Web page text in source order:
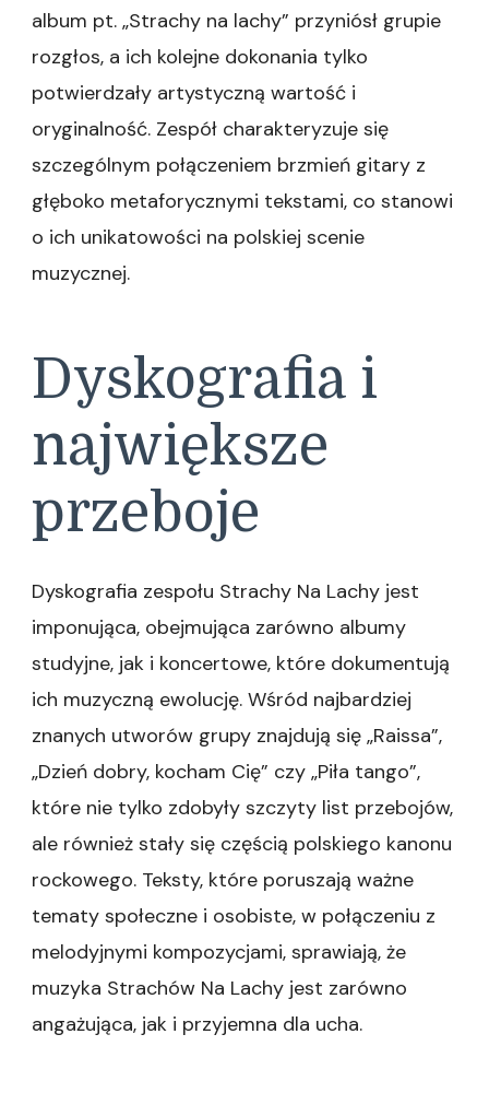
album pt. „Strachy na lachy” przyniósł grupie
rozgłos, a ich kolejne dokonania tylko
potwierdzały artystyczną wartość i
oryginalność. Zespół charakteryzuje się
szczególnym połączeniem brzmień gitary z
głęboko metaforycznymi tekstami, co stanowi
o ich unikatowości na polskiej scenie
muzycznej.
Dyskografia i
największe
przeboje
Dyskografia zespołu Strachy Na Lachy jest
imponująca, obejmująca zarówno albumy
studyjne, jak i koncertowe, które dokumentują
ich muzyczną ewolucję. Wśród najbardziej
znanych utworów grupy znajdują się „Raissa”,
„Dzień dobry, kocham Cię” czy „Piła tango”,
które nie tylko zdobyły szczyty list przebojów,
ale również stały się częścią polskiego kanonu
rockowego. Teksty, które poruszają ważne
tematy społeczne i osobiste, w połączeniu z
melodyjnymi kompozycjami, sprawiają, że
muzyka Strachów Na Lachy jest zarówno
angażująca, jak i przyjemna dla ucha.